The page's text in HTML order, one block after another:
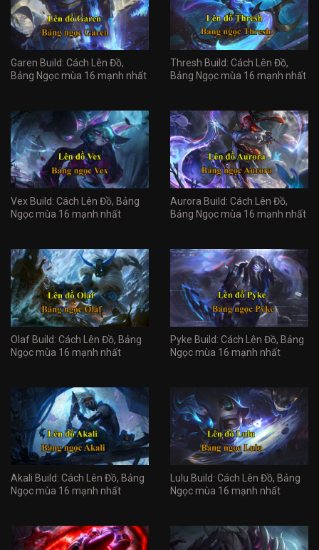
Garen Build: Cách Lên Đồ,
Bảng Ngọc mùa 16 mạnh nhất
Thresh Build: Cách Lên Đồ,
Bảng Ngọc mùa 16 mạnh nhất
Vex Build: Cách Lên Đồ, Bảng
Ngọc mùa 16 mạnh nhất
Aurora Build: Cách Lên Đồ,
Bảng Ngọc mùa 16 mạnh nhất
Olaf Build: Cách Lên Đồ, Bảng
Ngọc mùa 16 mạnh nhất
Pyke Build: Cách Lên Đồ, Bảng
Ngọc mùa 16 mạnh nhất
Akali Build: Cách Lên Đồ, Bảng
Ngọc mùa 16 mạnh nhất
Lulu Build: Cách Lên Đồ, Bảng
Ngọc mùa 16 mạnh nhất